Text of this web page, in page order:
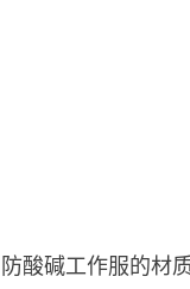
防酸碱工作服的材